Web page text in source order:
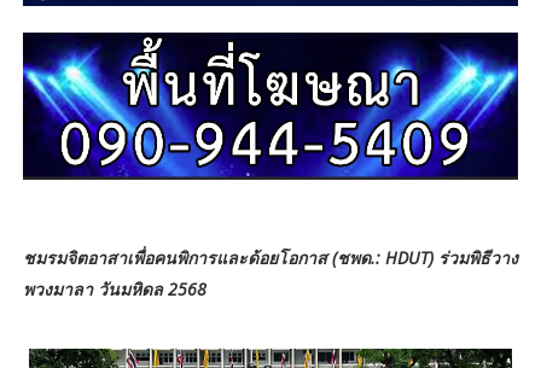
ชมรมจิตอาสาเพื่อคนพิการและด้อยโอกาส (ชพด.: HDUT) ร่วมพิธีวาง
พวงมาลา วันมหิดล 2568